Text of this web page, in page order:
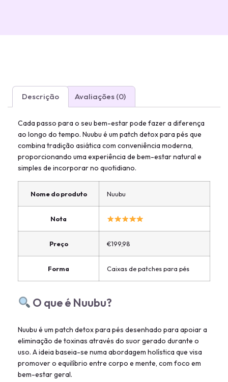
Descrição Avaliações (0)
Cada passo para o seu bem-estar pode fazer a diferença
ao longo do tempo. Nuubu é um patch detox para pés que
combina tradição asiática com conveniência moderna,
proporcionando uma experiência de bem-estar natural e
simples de incorporar no quotidiano.
Nome do produto Nuubu
Nota
Preço €199,98
Forma Caixas de patches para pés
O que é Nuubu?
Nuubu é um patch detox para pés desenhado para apoiar a
eliminação de toxinas através do suor gerado durante o
uso. A ideia baseia-se numa abordagem holística que visa
promover o equilíbrio entre corpo e mente, com foco em
bem-estar geral.